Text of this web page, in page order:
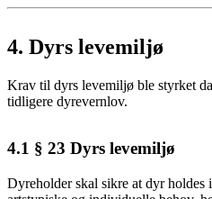
4. Dyrs levemiljø
Krav til dyrs levemiljø ble styrket
tidligere dyrevernlov.
4.1 § 23 Dyrs levemiljø
Dyreholder skal sikre at dyr